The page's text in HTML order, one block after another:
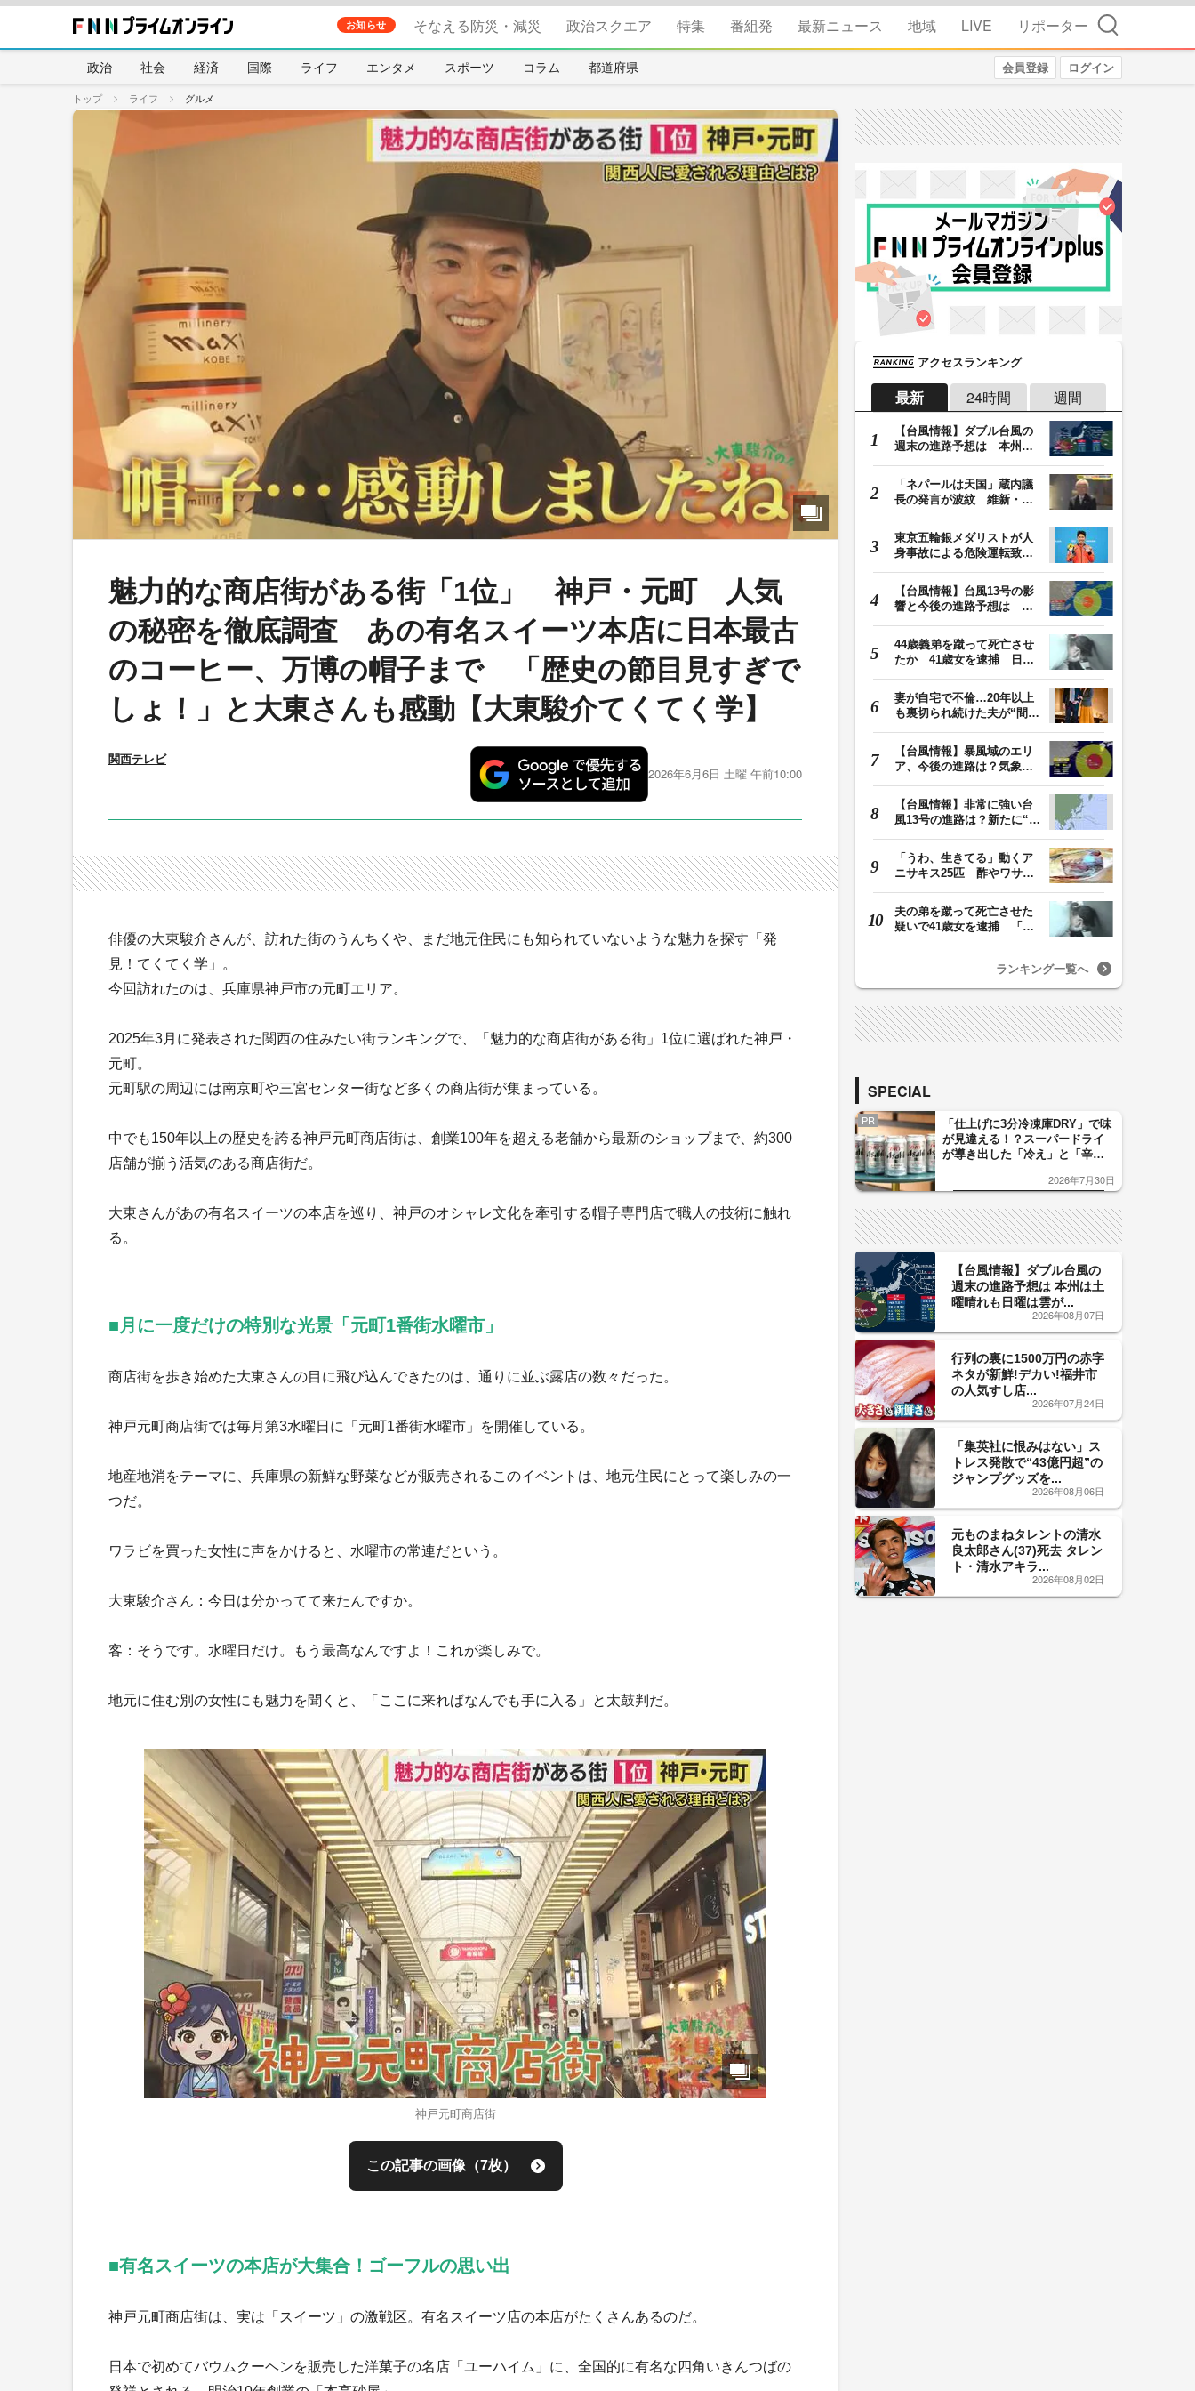
お知らせ そなえる防災・減災 政治スクエア 特集 番組発 最新ニュース 地域 LIVE リポーター 検索
政治 社会 経済 国際 ライフ エンタメ スポーツ コラム 都道府県 会員登録 ログイン
トップ ライフ グルメ
魅力的な商店街がある街「1位」 神戸・元町 人気
の秘密を徹底調査 あの有名スイーツ本店に日本最古
のコーヒー、万博の帽子まで 「歴史の節目見すぎで
しょ！」と大東さんも感動【大東駿介てくてく学】
関西テレビ
2026年6月6日 土曜 午前10:00
俳優の大東駿介さんが、訪れた街のうんちくや、まだ地元住民にも知られていないような魅力を探す「発
見！てくてく学」。
今回訪れたのは、兵庫県神戸市の元町エリア。
2025年3月に発表された関西の住みたい街ランキングで、「魅力的な商店街がある街」1位に選ばれた神戸・
元町。
元町駅の周辺には南京町や三宮センター街など多くの商店街が集まっている。
中でも150年以上の歴史を誇る神戸元町商店街は、創業100年を超える老舗から最新のショップまで、約300
店舗が揃う活気のある商店街だ。
大東さんがあの有名スイーツの本店を巡り、神戸のオシャレ文化を牽引する帽子専門店で職人の技術に触れ
る。
■月に一度だけの特別な光景「元町1番街水曜市」
商店街を歩き始めた大東さんの目に飛び込んできたのは、通りに並ぶ露店の数々だった。
神戸元町商店街では毎月第3水曜日に「元町1番街水曜市」を開催している。
地産地消をテーマに、兵庫県の新鮮な野菜などが販売されるこのイベントは、地元住民にとって楽しみの一
つだ。
ワラビを買った女性に声をかけると、水曜市の常連だという。
大東駿介さん：今日は分かってて来たんですか。
客：そうです。水曜日だけ。もう最高なんですよ！これが楽しみで。
地元に住む別の女性にも魅力を聞くと、「ここに来ればなんでも手に入る」と太鼓判だ。
神戸元町商店街
この記事の画像（7枚）
■有名スイーツの本店が大集合！ゴーフルの思い出
神戸元町商店街は、実は「スイーツ」の激戦区。有名スイーツ店の本店がたくさんあるのだ。
日本で初めてバウムクーヘンを販売した洋菓子の名店「ユーハイム」に、全国的に有名な四角いきんつばの
アクセスランキング
最新 24時間 週間
【台風情報】ダブル台風の
週末の進路予想は 本州は
「ネパールは天国」蔵内議
長の発言が波紋 維新・吉
東京五輪銀メダリストが人
身事故による危険運転致傷
【台風情報】台風13号の影
響と今後の進路予想は 沖
44歳義弟を蹴って死亡させ
たか 41歳女を逮捕 日頃
妻が自宅で不倫…20年以上
も裏切られ続けた夫が“間
【台風情報】暴風域のエリ
ア、今後の進路は？気象予
【台風情報】非常に強い台
風13号の進路は？新たに“台
「うわ、生きてる」動くア
ニサキス25匹 酢やワサビ
夫の弟を蹴って死亡させた
疑いで41歳女を逮捕 「生
ランキング一覧へ
SPECIAL
PR
「仕上げに3分冷凍庫DRY」で味
が見違える！？スーパードライ
が導き出した「冷え」と「辛
した「辛口カーブ」が飲み頃の
2026年7月30日
【台風情報】ダブル台風の
週末の進路予想は 本州は土
曜晴れも日曜は雲が...
2026年08月07日
行列の裏に1500万円の赤字
ネタが新鮮!デカい!福井市
の人気すし店...
2026年07月24日
「集英社に恨みはない」ス
トレス発散で“43億円超”の
ジャンプグッズを...
2026年08月06日
元ものまねタレントの清水
良太郎さん(37)死去 タレン
ト・清水アキラ...
2026年08月02日